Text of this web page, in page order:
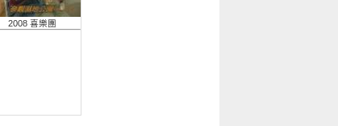
2008 喜樂團